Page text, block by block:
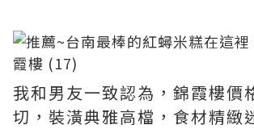
我和男友一致認為，錦霞樓價
切，裝潢典雅高檔，食材精緻